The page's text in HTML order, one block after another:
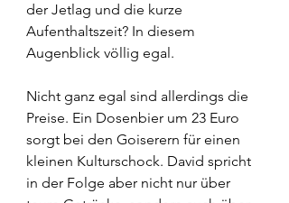
der Jetlag und die kurze
Aufenthaltszeit? In diesem
Augenblick völlig egal.
Nicht ganz egal sind allerdings die
Preise. Ein Dosenbier um 23 Euro
sorgt bei den Goiserern für einen
kleinen Kulturschock. David spricht
in der Folge aber nicht nur über